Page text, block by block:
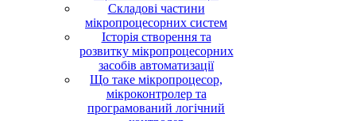
Складові частини
мікропроцесорних систем
Історія створення та
розвитку мікропроцесорних
засобів автоматизації
Що таке мікропроцесор,
мікроконтролер та
програмований логічний